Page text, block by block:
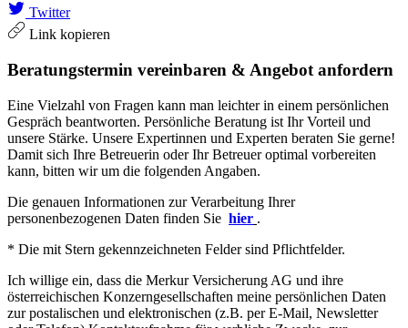
Twitter
Link kopieren
Beratungstermin vereinbaren & Angebot anfordern
Eine Vielzahl von Fragen kann man leichter in einem persönlichen
Gespräch beantworten. Persönliche Beratung ist Ihr Vorteil und
unsere Stärke. Unsere Expertinnen und Experten beraten Sie gerne!
Damit sich Ihre Betreuerin oder Ihr Betreuer optimal vorbereiten
kann, bitten wir um die folgenden Angaben.
Die genauen Informationen zur Verarbeitung Ihrer
personenbezogenen Daten finden Sie hier .
* Die mit Stern gekennzeichneten Felder sind Pflichtfelder.
Ich willige ein, dass die Merkur Versicherung AG und ihre
österreichischen Konzerngesellschaften meine persönlichen Daten
zur postalischen und elektronischen (z.B. per E-Mail, Newsletter